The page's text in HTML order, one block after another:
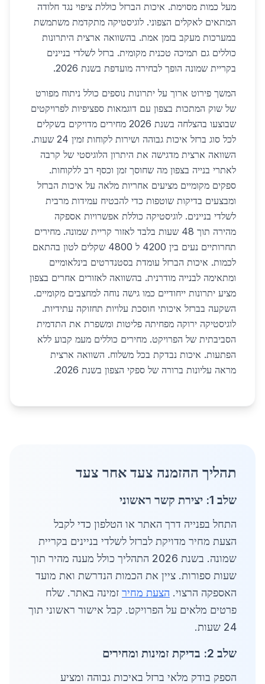
מעל כמות מסוימת. איכות הברזל כוללת ציפוי נגד חלודה
המתאים לאקלים הצפוני. לוגיסטיקה מתקדמת משתמשת
במערכות מעקב בזמן אמת. בהשוואה ארצית היתרונות
כוללים גם תמיכה טכנית מקומית. ברזל לשלדי בניינים
בקריית שמונה הופך לבחירה מועדפת בשנת 2026.
המשך פירוט ארוך על יתרונות נוספים כולל ניתוח מפורט
של שוק המתכות בצפון עם דוגמאות ספציפיות לפרויקטים
שבוצעו בהצלחה בשנת 2026 מחירים מדויקים בשקלים
לכל סוג ברזל איכות גבוהה ושירות לקוחות זמין 24 שעות.
השוואה ארצית מדגישה את היתרון הלוגיסטי של קרבה
לאתרי בנייה בצפון מה שחוסך זמן וכסף רב ללקוחות.
ספקים מקומיים מציעים אחריות מלאה על איכות הברזל
ומבצעים בדיקות שוטפות כדי להבטיח עמידות מרבית
לשלדי בניינים. לוגיסטיקה כוללת אפשרויות אספקה
מהירה תוך 48 שעות בלבד לאזור קריית שמונה. מחירים
תחרותיים נעים בין 4200 ל 4800 שקלים לטון בהתאם
לכמות. איכות הברזל עומדת בסטנדרטים בינלאומיים
ומתאימה לבנייה מודרנית. בהשוואה לאזורים אחרים בצפון
מציע יתרונות ייחודיים כמו גישה נוחה למחצבים מקומיים.
השקעה בברזל איכותי חוסכת עלויות תחזוקה עתידיות.
לוגיסטיקה ירוקה מפחיתה פליטות ומשפרת את התדמית
הסביבתית של הפרויקט. מחירים כוללים מעמ קבוע ללא
הפתעות. איכות נבדקת בכל משלוח. השוואה ארצית
מראה עליונות ברורה של ספקי הצפון בשנת 2026.
תהליך ההזמנה צעד אחר צעד
שלב 1: יצירת קשר ראשוני
התחל בפנייה דרך האתר או הטלפון כדי לקבל
הצעת מחיר מדויקת לברזל לשלדי בניינים בקריית
שמונה. בשנת 2026 התהליך כולל מענה מהיר תוך
שעות ספורות. ציין את הכמות הנדרשת ואת מועד
האספקה הרצוי. הצעת מחיר זמינה באתר. שלח
פרטים מלאים על הפרויקט. קבל אישור ראשוני תוך
24 שעות.
שלב 2: בדיקת זמינות ומחירים
הספק בודק מלאי ברזל באיכות גבוהה ומציע